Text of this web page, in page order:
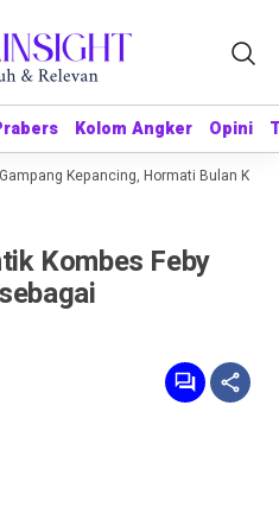
Kolom Angker Opini
Kolom Angker Opini
Kepancing, Hormati Bulan
Kombes Feby